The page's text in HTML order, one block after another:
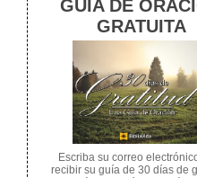
Damascus, and
revoke the
they have
threshing